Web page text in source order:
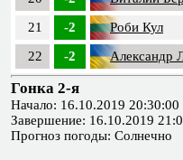
21
-2 Роби Кул
22
-2 Александр
Гонка 2-я
Начало: 16.10.2019 20:30:00
Завершение: 16.10.2019
Прогноз погоды: Солнечно